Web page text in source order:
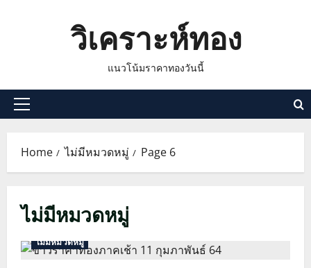
วิเคราะห์ทอง
แนวโน้มราคาทองวันนี้
Primary
Home ไม่มีหมวดหมู่ Page 6
ไม่มีหมวดหมู่
ไม่มีหมวดหมู่